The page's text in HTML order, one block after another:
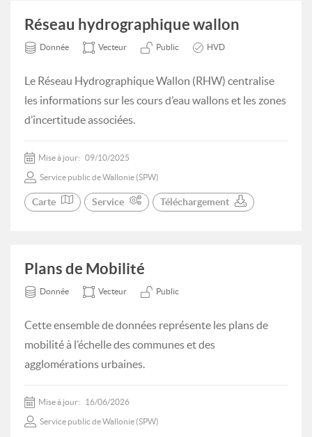
Réseau hydrographique wallon
Donnée Vecteur Public HVD
Le Réseau Hydrographique Wallon (RHW) centralise
les informations sur les cours d’eau wallons et les zones
d’incertitude associées.
Mise à jour: 09/10/2025
Service public de Wallonie (SPW)
Carte Service Téléchargement
Plans de Mobilité
Donnée Vecteur Public
Cette ensemble de données représente les plans de
mobilité à l’échelle des communes et des
agglomérations urbaines.
Mise à jour: 16/06/2026
Service public de Wallonie (SPW)